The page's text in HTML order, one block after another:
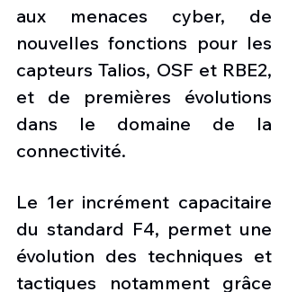
aux menaces cyber, de
nouvelles fonctions pour les
capteurs Talios, OSF et RBE2,
et de premières évolutions
dans le domaine de la
connectivité.
Le 1er incrément capacitaire
du standard F4, permet une
évolution des techniques et
tactiques notamment grâce